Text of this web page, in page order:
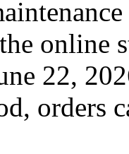
online
22,
orders